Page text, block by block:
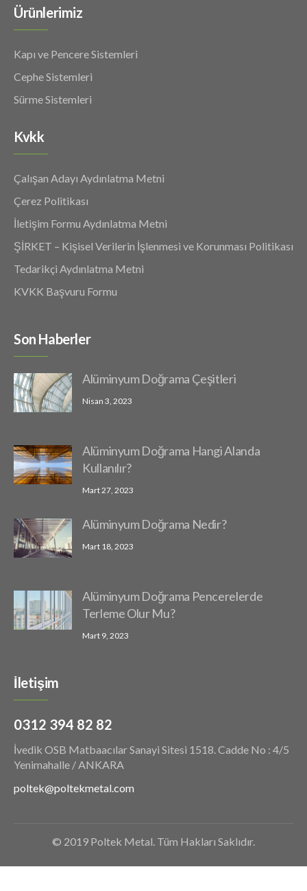
Ürünlerimiz
Kapı ve Pencere Sistemleri
Cephe Sistemleri
Sürme Sistemleri
Kvkk
Çalışan Adayı Aydınlatma Metni
Çerez Politikası
İletişim Formu Aydınlatma Metni
ŞİRKET – Kişisel Verilerin İşlenmesi ve Korunması Politikası
Tedarikçi Aydınlatma Metni
KVKK Başvuru Formu
Son Haberler
Alüminyum Doğrama Çeşitleri
Nisan 3, 2023
Alüminyum Doğrama Hangi Alanda
Kullanılır?
Mart 27, 2023
Alüminyum Doğrama Nedir?
Mart 18, 2023
Alüminyum Doğrama Pencerelerde
Terleme Olur Mu?
Mart 9, 2023
İletişim
0312 394 82 82
İvedik OSB Matbaacılar Sanayi Sitesi 1518. Cadde No : 4/5
Yenimahalle / ANKARA
poltek@poltekmetal.com
© 2019 Poltek Metal. Tüm Hakları Saklıdır.